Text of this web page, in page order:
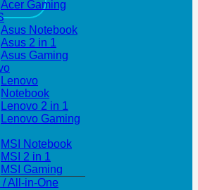
Acer Gaming
Asus Notebook
Asus 2 in 1
Asus Gaming
Lenovo
Notebook
Lenovo 2 in 1
Lenovo Gaming
MSI Notebook
MSI 2 in 1
MSI Gaming
/ All-in-One